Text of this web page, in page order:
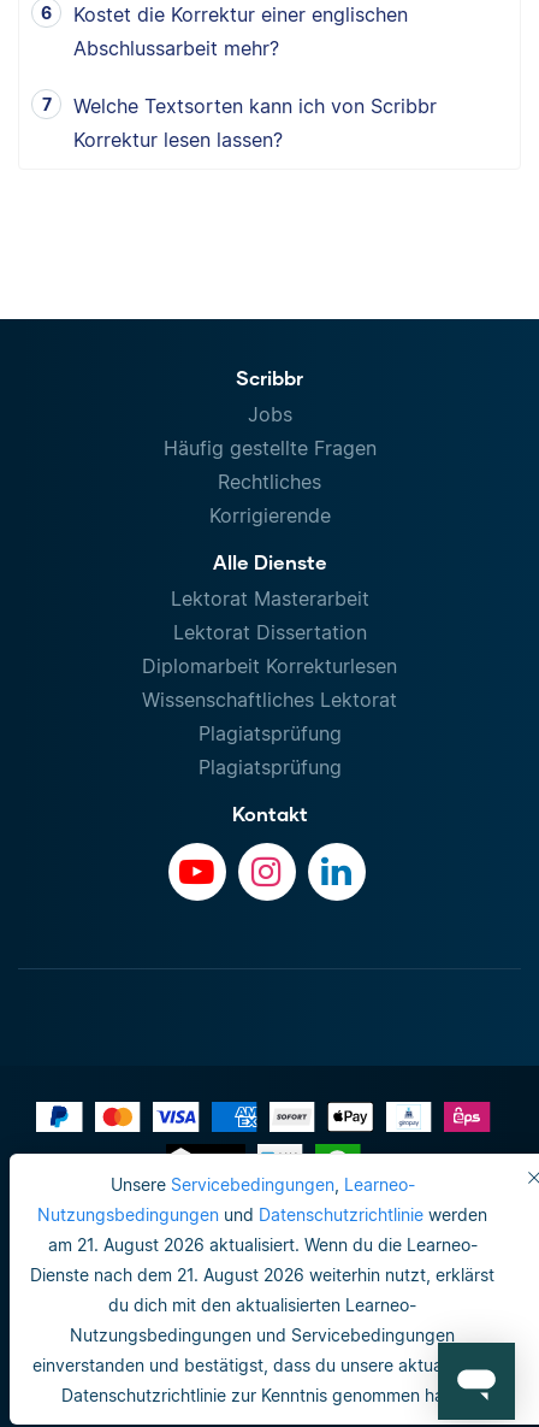
Unsere Servicebedingungen, Learneo-
Nutzungsbedingungen und Datenschutzrichtlinie werden
am 21. August 2026 aktualisiert. Wenn du die Learneo-
Dienste nach dem 21. August 2026 weiterhin nutzt, erklärst
du dich mit den aktualisierten Learneo-
Nutzungsbedingungen und Servicebedingungen
einverstanden und bestätigst, dass du unsere aktualisierte
Datenschutzrichtlinie zur Kenntnis genommen hast.
Kostet die Korrektur einer englischen
Abschlussarbeit mehr?
Welche Textsorten kann ich von Scribbr
Korrektur lesen lassen?
Scribbr
Jobs
Häufig gestellte Fragen
Rechtliches
Korrigierende
Alle Dienste
Lektorat Masterarbeit
Lektorat Dissertation
Diplomarbeit Korrekturlesen
Wissenschaftliches Lektorat
Plagiatsprüfung
Plagiatsprüfung
Kontakt
Impressum
Datenschutzrichtlinie
Do not sell or share my personal info
Nutzungsbedingungen
Datenschutzrichtlinie